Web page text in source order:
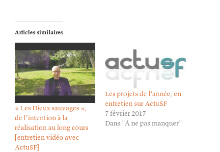
Articles similaires
« Les Dieux sauvages »,
de l’intention à la
réalisation au long cours
[entretien vidéo avec
ActuSF]
Les projets de l’année, en
entretien sur ActuSF
7 février 2017
Dans "À ne pas manquer"